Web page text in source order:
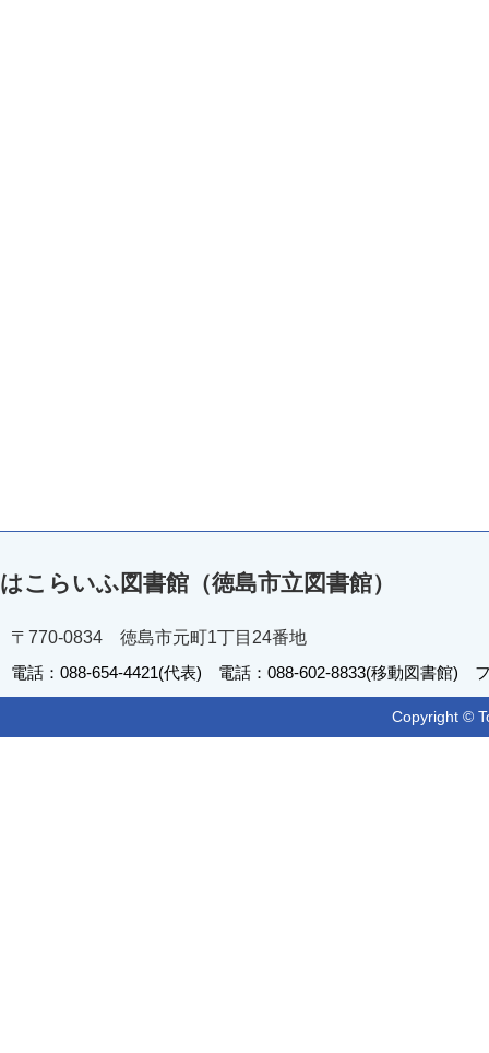
はこらいふ図書館（徳島市立図書館）
〒770-0834 徳島市元町1丁目24番地
電話：088-654-4421(代表) 電話：088-602-8833(移動図書館)
Copyright ©